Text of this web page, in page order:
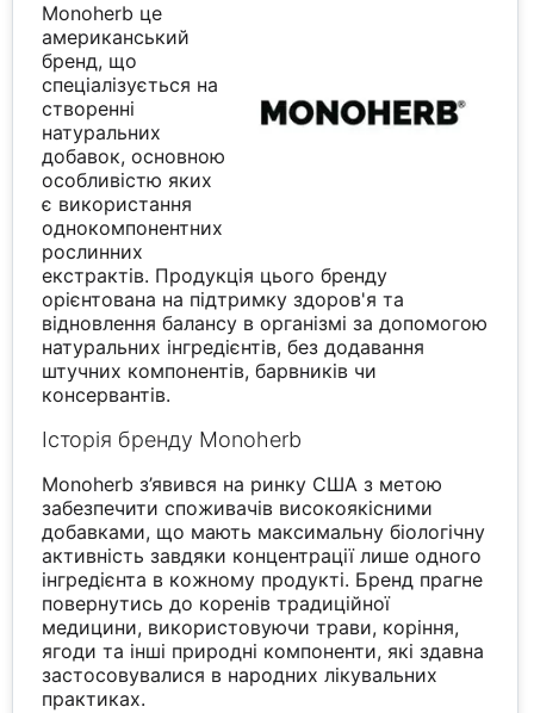
Monoherb це
американський
бренд, що
спеціалізується на
створенні
натуральних
добавок, основною
особливістю яких
є використання
однокомпонентних
рослинних
екстрактів. Продукція цього бренду
орієнтована на підтримку здоров'я та
відновлення балансу в організмі за допомогою
натуральних інгредієнтів, без додавання
штучних компонентів, барвників чи
консервантів.
Історія бренду Monoherb
Monoherb з’явився на ринку США з метою
забезпечити споживачів високоякісними
добавками, що мають максимальну біологічну
активність завдяки концентрації лише одного
інгредієнта в кожному продукті. Бренд прагне
повернутись до коренів традиційної
медицини, використовуючи трави, коріння,
ягоди та інші природні компоненти, які здавна
застосовувалися в народних лікувальних
практиках.